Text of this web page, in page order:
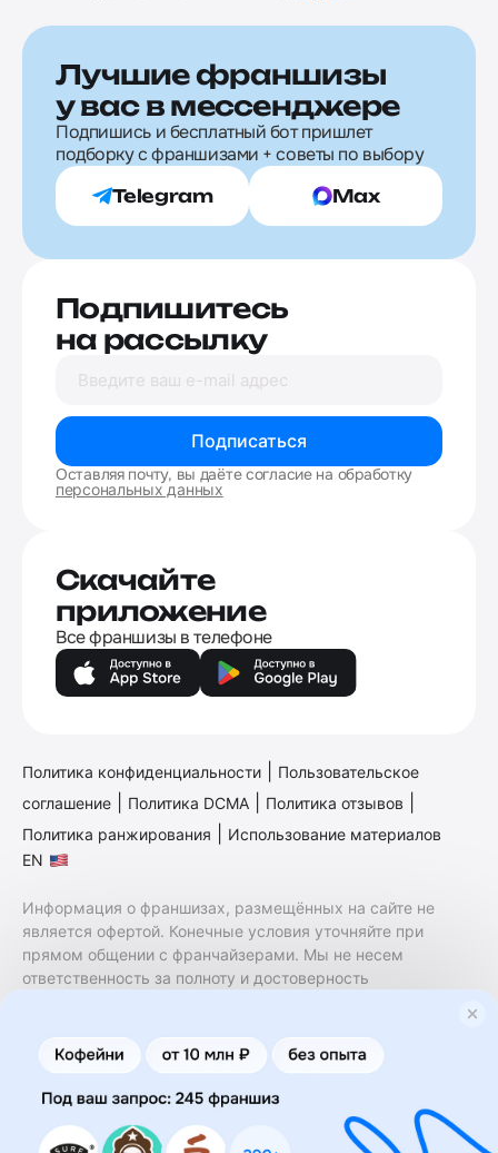
Лучшие франшизы
у вас в мессенджере
Подпишись и бесплатный бот пришлет
подборку с франшизами + советы по выбору
Telegram Max
Подпишитесь
на рассылку
Подписаться
Оставляя почту, вы даёте согласие на обработку
персональных данных
Скачайте
приложение
Все франшизы в телефоне
Политика конфиденциальности
Пользовательское
соглашение
Политика DCMA Политика отзывов
Политика ранжирования
Использование материалов
EN
Информация о франшизах, размещённых на сайте не
является офертой. Конечные условия уточняйте при
прямом общении с франчайзерами. Мы не несем
ответственность за полноту и достоверность
финансовые услуги. Заключение договоров
коммерческой концессии (франчайзинга) осуществляется
правообладателями/их представителями. Бизнесменс.ру
не является посредником или представителем
правообладателя и не несет ответственность за условия